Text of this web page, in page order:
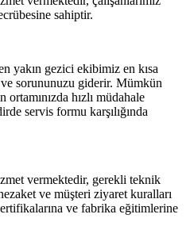
sahiptir.
yakın gezici ekibimiz en kısa
sorununuzu giderir. Mümkün
hızlı müdahale
servis formu karşılığında
vermektedir, gerekli teknik
ve müşteri ziyaret kuralları
ve fabrika eğitimlerine